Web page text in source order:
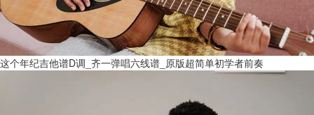
这个年纪吉他谱D调_齐一弹唱六线谱_原版超简单初学者前奏